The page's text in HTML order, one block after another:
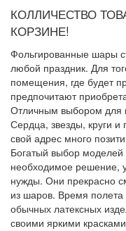
КОЛЛИЧЕСТВО
КОРЗИНЕ!
Фольгированные шары
любой праздник. Для
помещения, где будет
предпочитают
Отличным выбором для
Сердца, звезды, круги
свой адрес много
Богатый выбор моделей
необходимое решение,
нужды. Они прекрасно
из шаров. Время
обычных латексных
своими яркими